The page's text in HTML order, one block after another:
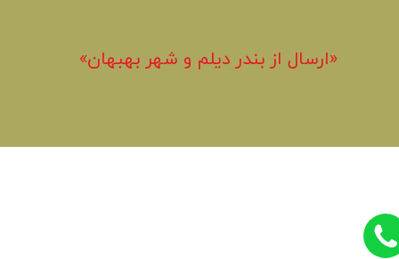
«​ارسال از بندر دیلم و شهر بهبهان»